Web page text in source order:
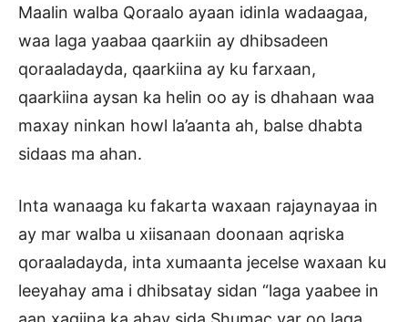
Maalin walba Qoraalo ayaan idinla wadaagaa,
waa laga yaabaa qaarkiin ay dhibsadeen
qoraaladayda, qaarkiina ay ku farxaan,
qaarkiina aysan ka helin oo ay is dhahaan waa
maxay ninkan howl la’aanta ah, balse dhabta
sidaas ma ahan.
Inta wanaaga ku fakarta waxaan rajaynayaa in
ay mar walba u xiisanaan doonaan aqriska
qoraaladayda, inta xumaanta jecelse waxaan ku
leeyahay ama i dhibsatay sidan “laga yaabee in